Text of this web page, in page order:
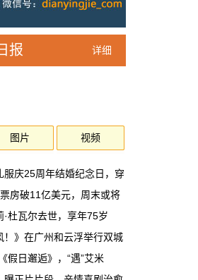
。
》赌AI那天，半个影视
统影视的头部公司，用这种
自嗨游戏，正规军来了。
本网原创
独立上户：30万以下
着
用一种近乎无政府的方式，
市场95%的产量，却几乎没
本网原创
详细
报
图片 视频
服庆25周年结婚纪念日，穿
房破11亿美元，周末或将
·杜瓦尔去世，享年75岁
！》在广州和云浮举行双城
假日邂逅》，“遇”艾米